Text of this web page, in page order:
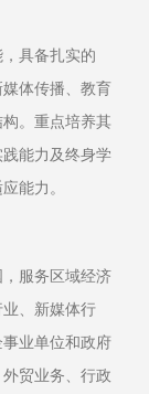
具备扎实的
体传播、教育
。重点培养其
能力及终身学
能力。
服务区域经济
、新媒体行
业单位和政府
贸业务、行政